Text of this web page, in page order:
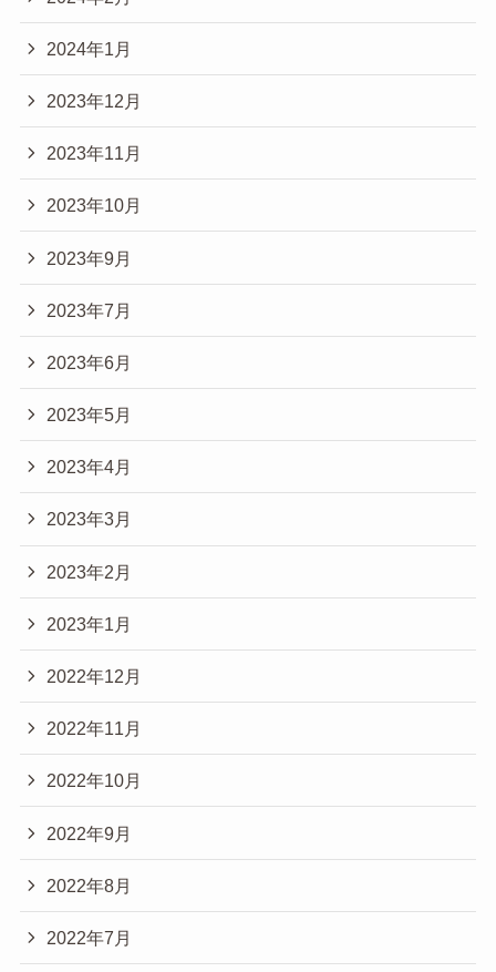
2024年1月
2023年12月
2023年11月
2023年10月
2023年9月
2023年7月
2023年6月
2023年5月
2023年4月
2023年3月
2023年2月
2023年1月
2022年12月
2022年11月
2022年10月
2022年9月
2022年8月
2022年7月